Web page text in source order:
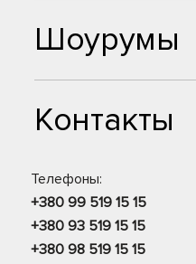
Шоурумы
Контакты
Телефоны:
+380 99 519 15 15
+380 93 519 15 15
+380 98 519 15 15